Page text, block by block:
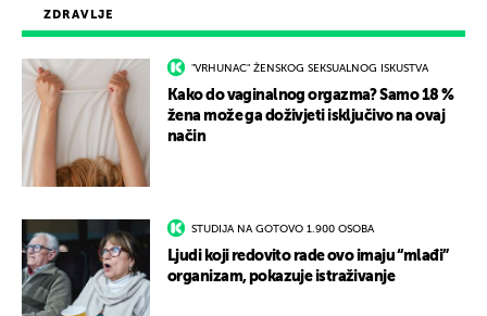
ZDRAVLJE
"VRHUNAC" ŽENSKOG SEKSUALNOG ISKUSTVA
Kako do vaginalnog orgazma? Samo 18 %
žena može ga doživjeti isključivo na ovaj
način
STUDIJA NA GOTOVO 1.900 OSOBA
Ljudi koji redovito rade ovo imaju “mlađi”
organizam, pokazuje istraživanje